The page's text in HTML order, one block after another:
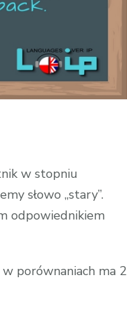
w stopniu
słowo „stary”.
odpowiednikiem
porównaniach ma 2